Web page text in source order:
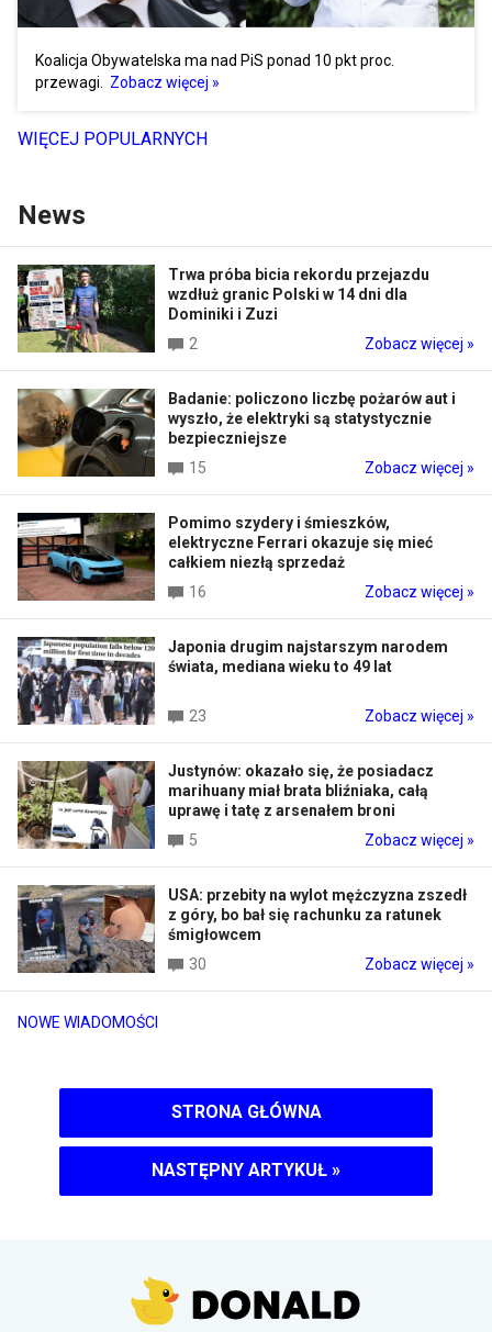
Koalicja Obywatelska ma nad PiS ponad 10 pkt proc.
przewagi.
Zobacz więcej »
WIĘCEJ POPULARNYCH
News
NOWE WIADOMOŚCI
Trwa próba bicia rekordu przejazdu
wzdłuż granic Polski w 14 dni dla
Dominiki i Zuzi
2
Zobacz więcej »
Badanie: policzono liczbę pożarów aut i
wyszło, że elektryki są statystycznie
bezpieczniejsze
15
Zobacz więcej »
Pomimo szydery i śmieszków,
elektryczne Ferrari okazuje się mieć
całkiem niezłą sprzedaż
16
Zobacz więcej »
Japonia drugim najstarszym narodem
świata, mediana wieku to 49 lat
23 Zobacz więcej »
Justynów: okazało się, że posiadacz
marihuany miał brata bliźniaka, całą
uprawę i tatę z arsenałem broni
5
Zobacz więcej »
USA: przebity na wylot mężczyzna zszedł
z góry, bo bał się rachunku za ratunek
śmigłowcem
30
Zobacz więcej »
STRONA GŁÓWNA
NASTĘPNY ARTYKUŁ »